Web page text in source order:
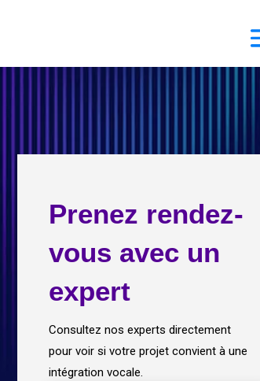
Prenez rendez-
vous avec un
expert
Consultez nos experts directement
pour voir si votre projet convient à une
intégration vocale.